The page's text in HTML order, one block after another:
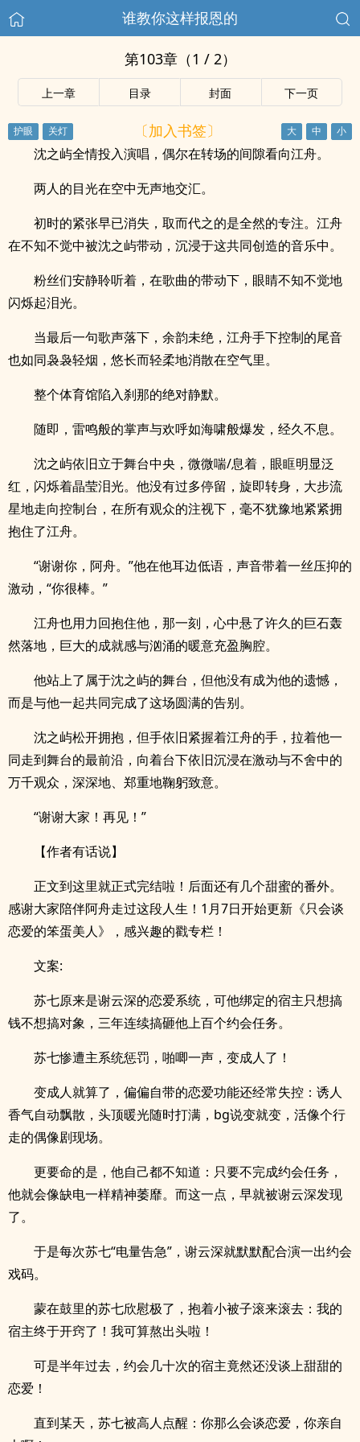
谁教你这样报恩的
第103章（1 / 2）
上一章 目录 封面 下一页
〔加入书签〕
沈之屿全情投入演唱，偶尔在转场的间隙看向江舟。
两人的目光在空中无声地交汇。
初时的紧张早已消失，取而代之的是全然的专注。江舟
在不知不觉中被沈之屿带动，沉浸于这共同创造的音乐中。
粉丝们安静聆听着，在歌曲的带动下，眼睛不知不觉地
闪烁起泪光。
当最后一句歌声落下，余韵未绝，江舟手下控制的尾音
也如同袅袅轻烟，悠长而轻柔地消散在空气里。
整个体育馆陷入刹那的绝对静默。
随即，雷鸣般的掌声与欢呼如海啸般爆发，经久不息。
沈之屿依旧立于舞台中央，微微喘/息着，眼眶明显泛
红，闪烁着晶莹泪光。他没有过多停留，旋即转身，大步流
星地走向控制台，在所有观众的注视下，毫不犹豫地紧紧拥
抱住了江舟。
“谢谢你，阿舟。”他在他耳边低语，声音带着一丝压抑的
激动，“你很棒。”
江舟也用力回抱住他，那一刻，心中悬了许久的巨石轰
然落地，巨大的成就感与汹涌的暖意充盈胸腔。
他站上了属于沈之屿的舞台，但他没有成为他的遗憾，
而是与他一起共同完成了这场圆满的告别。
沈之屿松开拥抱，但手依旧紧握着江舟的手，拉着他一
同走到舞台的最前沿，向着台下依旧沉浸在激动与不舍中的
万千观众，深深地、郑重地鞠躬致意。
“谢谢大家！再见！”
【作者有话说】
正文到这里就正式完结啦！后面还有几个甜蜜的番外。
感谢大家陪伴阿舟走过这段人生！1月7日开始更新《只会谈
恋爱的笨蛋美人》，感兴趣的戳专栏！
文案:
苏七原来是谢云深的恋爱系统，可他绑定的宿主只想搞
钱不想搞对象，三年连续搞砸他上百个约会任务。
苏七惨遭主系统惩罚，啪唧一声，变成人了！
变成人就算了，偏偏自带的恋爱功能还经常失控：诱人
香气自动飘散，头顶暖光随时打满，bg说变就变，活像个行
走的偶像剧现场。
更要命的是，他自己都不知道：只要不完成约会任务，
他就会像缺电一样精神萎靡。而这一点，早就被谢云深发现
了。
于是每次苏七“电量告急”，谢云深就默默配合演一出约会
戏码。
蒙在鼓里的苏七欣慰极了，抱着小被子滚来滚去：我的
宿主终于开窍了！我可算熬出头啦！
可是半年过去，约会几十次的宿主竟然还没谈上甜甜的
恋爱！
直到某天，苏七被高人点醒：你那么会谈恋爱，你亲自